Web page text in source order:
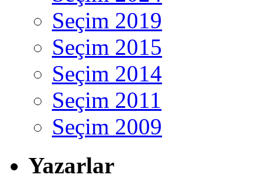
Seçim 2019
Seçim 2015
Seçim 2014
Seçim 2011
Seçim 2009
Yazarlar